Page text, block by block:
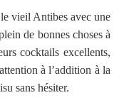
vieil Antibes avec une
de bonnes choses à
cocktails excellents,
à l’addition à la
sans hésiter.